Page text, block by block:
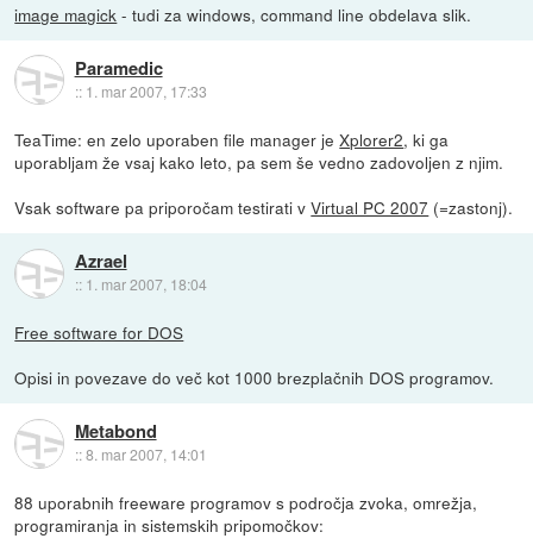
image magick - tudi za windows, command line obdelava slik.
Paramedic
:: 1. mar 2007, 17:33
TeaTime: en zelo uporaben file manager jeXplorer2, ki ga
uporabljam že vsaj kako leto, pa sem še vedno zadovoljen z njim.
Vsak software pa priporočam testirati vVirtual PC 2007 (=zastonj).
Azrael
:: 1. mar 2007, 18:04
Free software for DOS
Opisi in povezave do več kot 1000 brezplačnih DOS programov.
Metabond
::8. mar 2007, 14:01
88 uporabnih freeware programov s področja zvoka, omrežja,
programiranja in sistemskih pripomočkov: